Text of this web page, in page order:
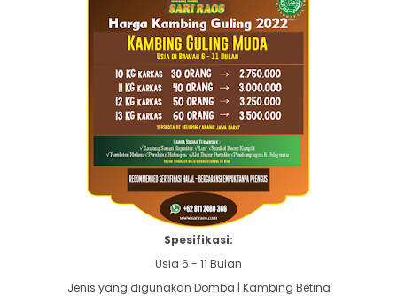
Spesifikasi:
Usia 6 - 11 Bulan
Jenis yang digunakan Domba | Kambing Betina